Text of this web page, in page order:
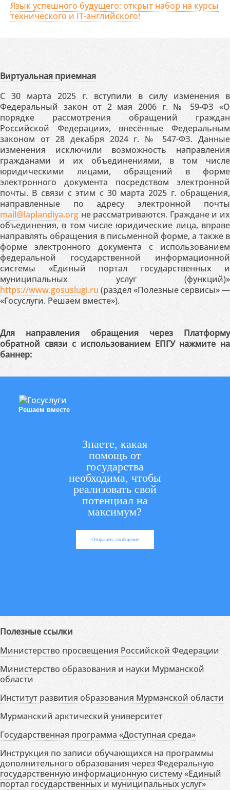
Язык успешного будущего: открыт набор на курсы
технического и IT-английского!
Виртуальная приемная
С 30 марта 2025 г. вступили в силу изменения в
Федеральный закон от 2 мая 2006 г. № 59-ФЗ «О
порядке рассмотрения обращений граждан
Российской Федерации», внесённые Федеральным
законом от 28 декабря 2024 г. № 547-ФЗ. Данные
изменения исключили возможность направления
гражданами и их объединениями, в том числе
юридическими лицами, обращений в форме
электронного документа посредством электронной
почты. В связи с этим с 30 марта 2025 г. обращения,
направленные по адресу электронной почты
mail@laplandiya.org не рассматриваются. Граждане и их
объединения, в том числе юридические лица, вправе
направлять обращения в письменной форме, а также в
форме электронного документа с использованием
федеральной государственной информационной
системы «Единый портал государственных и
муниципальных услуг (функций)»
https://www.gosuslugi.ru (раздел «Полезные сервисы» —
«Госуслуги. Решаем вместе»).
Для направления обращения через Платформу
обратной связи с использованием ЕПГУ нажмите на
баннер:
Решаем вместе
Знаете, какая
помощь от
государства
необходима, чтобы
реализовать свой
потенциал на
максимум?
Отправить сообщение
Полезные ссылки
Министерство просвещения Российской Федерации
Министерство образования и науки Мурманской
области
Институт развития образования Мурманской области
Мурманский арктический университет
Государственная программа «Доступная среда»
Инструкция по записи обучающихся на программы
дополнительного образования через Федеральную
государственную информационную систему «Единый
портал государственных и муниципальных услуг»